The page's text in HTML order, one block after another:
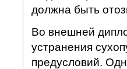
должна быть
Во внешней
устранения
предусловий.